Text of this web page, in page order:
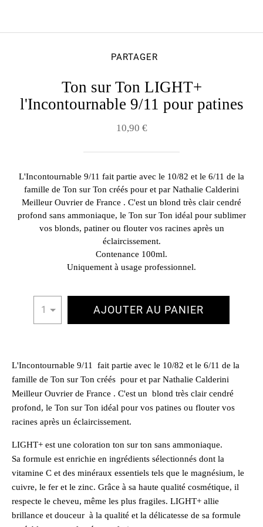
PARTAGER
Ton sur Ton LIGHT+
l'Incontournable 9/11 pour patines
10,90 €
L'Incontournable 9/11 fait partie avec le 10/82 et le 6/11 de la
famille de Ton sur Ton créés pour et par Nathalie Calderini
Meilleur Ouvrier de France . C'est un blond très clair cendré
profond sans ammoniaque, le Ton sur Ton idéal pour sublimer
vos blonds, patiner ou flouter vos racines après un
éclaircissement.
Contenance 100ml.
Uniquement à usage professionnel.
1 AJOUTER AU PANIER
L'Incontournable 9/11 fait partie avec le 10/82 et le 6/11 de la
famille de Ton sur Ton créés pour et par Nathalie Calderini
Meilleur Ouvrier de France . C'est un blond très clair cendré
profond, le Ton sur Ton idéal pour vos patines ou flouter vos
racines après un éclaircissement.
LIGHT+ est une coloration ton sur ton sans ammoniaque.
Sa formule est enrichie en ingrédients sélectionnés dont la
vitamine C et des minéraux essentiels tels que le magnésium, le
cuivre, le fer et le zinc. Grâce à sa haute qualité cosmétique, il
respecte le cheveu, même les plus fragiles. LIGHT+ allie
brillance et douceur à la qualité et la délicatesse de sa formule